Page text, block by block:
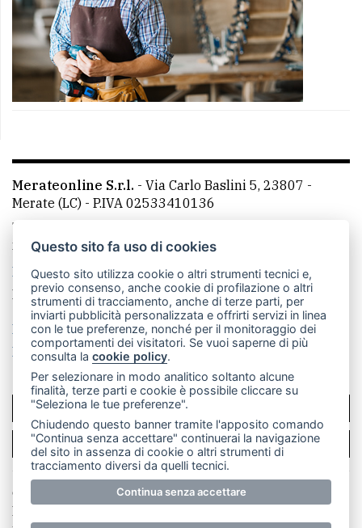
Merateonline S.r.l. - Via Carlo Baslini 5, 23807 -
Merate (LC) - P.IVA 02533410136
Telefono:
mail: redazione@merateonline.it
La redazione
CasateOnline LeccoOnline
RSS
Made by VIP
Privacy policy
Cookie policy
Rivedi le tue scelte sui cookie
SCRIVICI
PER LA TUA PUBBLICITÀ
© Copyright Merateonline S.r.l. - Tutti i diritti riservati.
E' proibita la riproduzione e pubblicazione anche
Questo sito fa uso di cookies
Questo sito utilizza cookie o altri strumenti tecnici e,
previo consenso, anche cookie di profilazione o altri
strumenti di tracciamento, anche di terze parti, per
inviarti pubblicità personalizzata e offrirti servizi in linea
con le tue preferenze, nonché per il monitoraggio dei
comportamenti dei visitatori. Se vuoi saperne di più
consulta lacookie policy.
Per selezionare in modo analitico soltanto alcune
finalità, terze parti e cookie è possibile cliccare su
"Seleziona le tue preferenze".
Chiudendo questo banner tramite l'apposito comando
"Continua senza accettare" continuerai la navigazione
del sito in assenza di cookie o altri strumenti di
tracciamento diversi da quelli tecnici.
Continua senza accettare